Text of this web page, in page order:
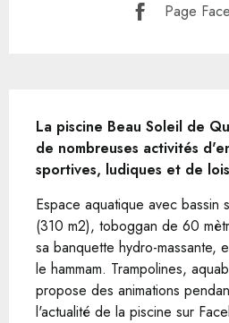
Page
La piscine Beau Soleil de
de nombreuses activités
sportives, ludiques et de
Espace aquatique avec bassin
(310 m2), toboggan de 60
sa banquette hydro-massante,
le hammam. Trampolines,
propose des animations
l'actualité de la piscine sur